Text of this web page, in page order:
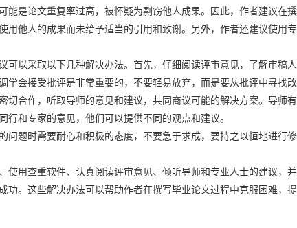
能是论文重复率过高，被怀疑为剽窃他人成果。因此，作者建议在
用他人的成果而未给予适当的引用和致谢。另外，作者还建议使用
可以采取以下几种解决办法。首先，仔细阅读评审意见，了解审稿
学会接受批评是非常重要的，不要轻易放弃，而是要从批评中寻找改
切合作，听取导师的意见和建议，共同商议可能的解决方案。导师
行和专家的意见，他们可以提供不同的观点和建议。
问题时需要耐心和积极的态度，不要急于求成，要持之以恒地进行
使用查重软件、认真阅读评审意见、倾听导师和专业人士的建议，
功。这些解决办法可以帮助作者在撰写毕业论文过程中克服困难，